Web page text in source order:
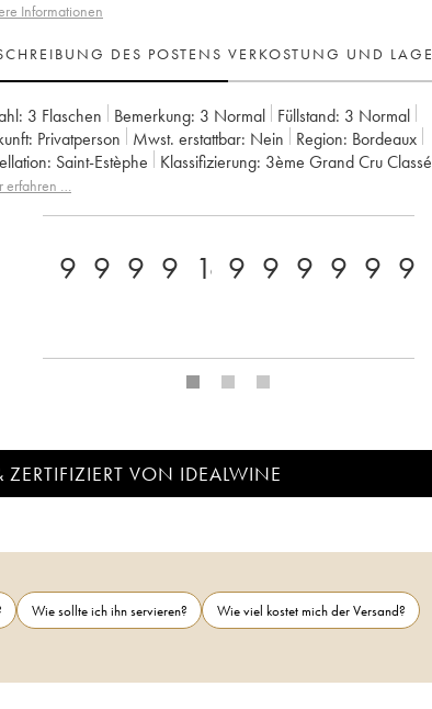
Informationen
DES POSTENS VERKOSTUNG UND
3 Flaschen Bemerkung: 3 Normal Füllstand: 3 Normal
privatperson Mwst. erstattbar: nein Region:
Bordeaux
Saint-Estèphe Klassifizierung:
3ème Grand Cru Classé
Suravenir Assurances
erfahren …
92 93 97 95 16.5
96 95 95 92+
96 93
ZERTIFIZIERT VON IDEALWINE
Wie sollte ich ihn servieren?
Wie viel kostet mich der Versand?